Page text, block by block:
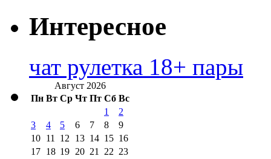
Интересное
чат рулетка 18+ пары
Август 2026
Пн Вт Ср Чт Пт Сб Вс
1
2
3
4 5 6 7 8
9
10 11 12 13 14 15 16
17 18 19 20 21 22 23